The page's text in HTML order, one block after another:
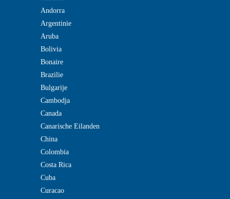
Andorra
Argentinie
Aruba
Bolivia
Bonaire
Brazilie
Bulgarije
Cambodja
Canada
Canarische Eilanden
China
Colombia
Costa Rica
Cuba
Curacao